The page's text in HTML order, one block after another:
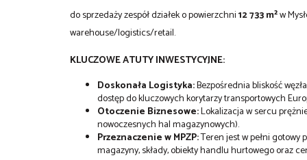
do sprzedaży zespół działek o powierzchni12 733 m²w
warehouse/logistics/retail.
KLUCZOWE ATUTY INWESTYCYJNE:
Doskonała Logistyka:Bezpośrednia bliskość
dostęp do kluczowych korytarzy transportowych
Otoczenie Biznesowe:Lokalizacja w sercu
nowoczesnych hal magazynowych).
Przeznaczenie w MPZP:Teren jest w pełni gotowy
magazyny, składy, obiekty handlu hurtowego oraz